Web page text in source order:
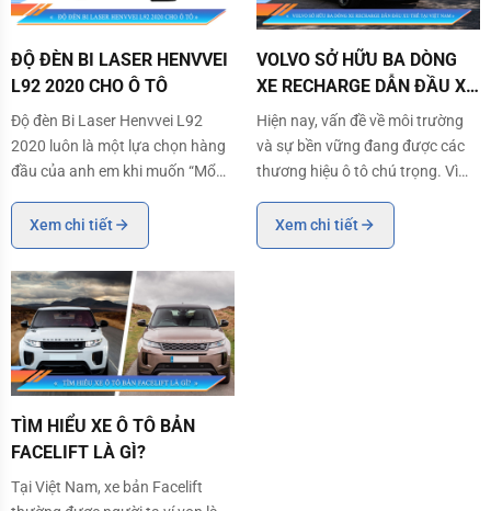
ĐỘ ĐÈN BI LASER HENVVEI
L92 2020 CHO Ô TÔ
Độ đèn Bi Laser Henvvei L92
2020 luôn là một lựa chọn hàng
đầu của anh em khi muốn “Mổ
việc độ đèn không chỉ nâng cấp
ánh sáng mà còn mang lại tính
thẩm mỹ cao. Hãy cùng Henvvei
điểm qua một vài hình ảnh độ
đèn Bi Laser H
Xem chi tiết
VOLVO SỞ HỮU BA DÒNG
XE RECHARGE DẪN ĐẦU XU
THẾ TẠI VIỆT NAM
Hiện nay, vấn đề về môi trường
và sự bền vững đang được các
thương hiệu ô tô chú trọng. Vì
công nghệ của mình để có thể
cho ra dòng xe vừa tiết kiệm
Xem chi tiết
TÌM HIỂU XE Ô TÔ BẢN
FACELIFT LÀ GÌ?
Tại Việt Nam, xe bản Facelift